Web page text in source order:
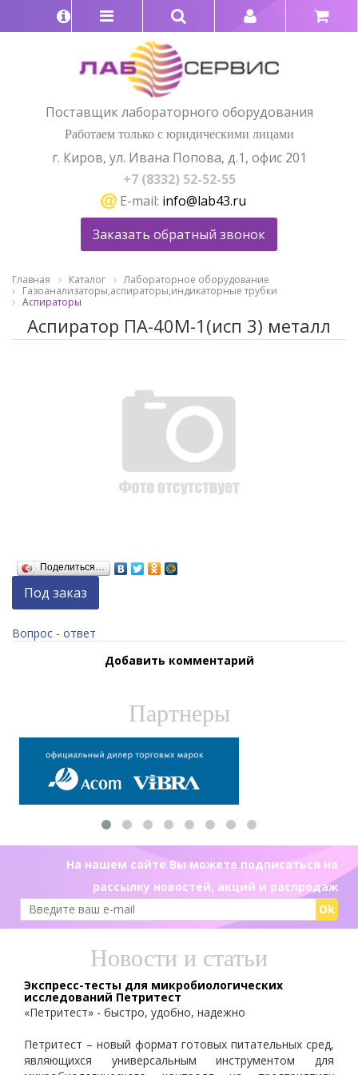
Поставщик лабораторного оборудования
Работаем только с юридическими лицами
г. Киров, ул. Ивана Попова, д.1, офис 201
+7 (8332) 52-52-55
E-mail: info@lab43.ru
Заказать обратный звонок
Главная Каталог
Лабораторное оборудование
Газоанализаторы,аспираторы,индикаторные трубки
Аспираторы
Аспиратор ПА-40М-1(исп 3) металл
Поделиться…
Под заказ
Вопрос - ответ
Добавить комментарий
Партнеры
На нашем сайте Вы можете подписаться на
рассылку новостей, акций и распродаж
Ok
Новости и статьи
Экспресс-тесты для микробиологических
исследований Петритест
«Петритест» - быстро, удобно, надежно
Петритест – новый формат готовых питательных сред,
являющихся универсальным инструментом для